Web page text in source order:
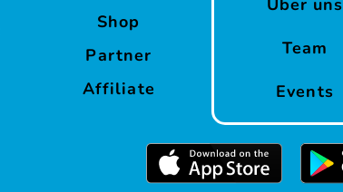
Shop
Partner
Affiliate
Über uns
Team
Events